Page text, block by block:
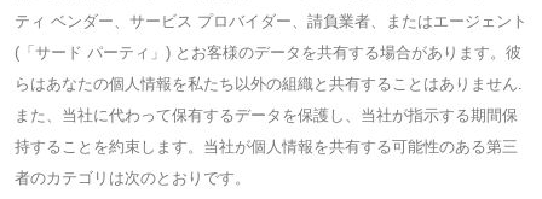
ティ ベンダー、サービス プロバイダー、請負業者、またはエージェント
(「サード パーティ」) とお客様のデータを共有する場合があります。彼
らはあなたの個人情報を私たち以外の組織と共有することはありません.
また、当社に代わって保有するデータを保護し、当社が指示する期間保
持することを約束します。当社が個人情報を共有する可能性のある第三
者のカテゴリは次のとおりです。